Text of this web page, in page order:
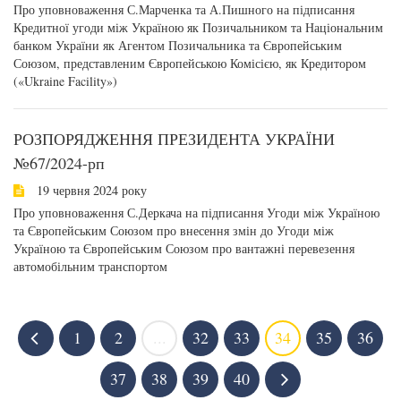
Про уповноваження С.Марченка та А.Пишного на підписання
Кредитної угоди між Україною як Позичальником та Національним
банком України як Агентом Позичальника та Європейським
Союзом, представленим Європейською Комісією, як Кредитором
(«Ukraine Facility»)
РОЗПОРЯДЖЕННЯ ПРЕЗИДЕНТА УКРАЇНИ
№67/2024-рп
19 червня 2024 року
Про уповноваження С.Деркача на підписання Угоди між Україною
та Європейським Союзом про внесення змін до Угоди між
Україною та Європейським Союзом про вантажні перевезення
автомобільним транспортом
1 2 32 33 34 35
36
37
38 39 40